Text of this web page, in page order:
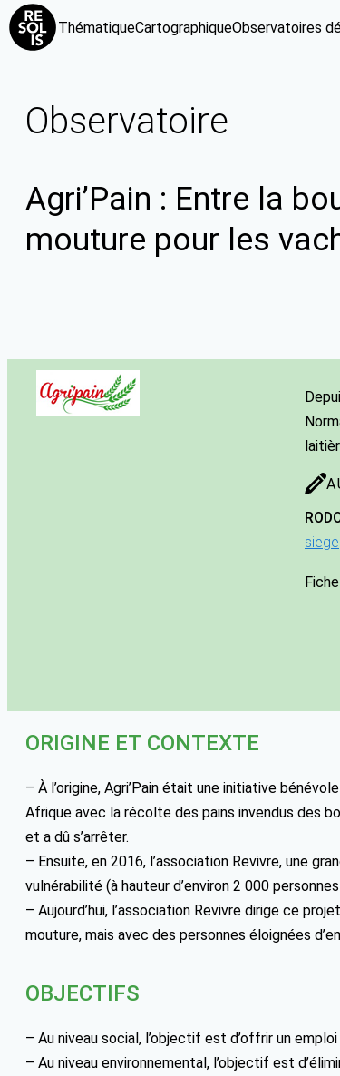
ThématiqueCartographiqueObservatoires
Observatoire
Agri’Pain : Entre la
mouture pour les
ORIGINE ET CONTEXTE
– À l’origine, Agri’Pain était une initiative
Afrique avec la récolte des pains invendus des
et a dû s’arrêter.
– Ensuite, en 2016, l’association Revivre, une
vulnérabilité (à hauteur d’environ 2 000
– Aujourd’hui, l’association Revivre dirige ce
mouture, mais avec des personnes éloignées
OBJECTIFS
– Au niveau social, l’objectif est d’offrir un
– Au niveau environnemental, l’objectif est